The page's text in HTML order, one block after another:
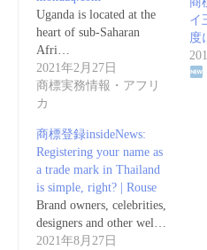
Uganda is located at the
heart of sub-Saharan
Afri…
2021年2月27日
商標実務情報・アフリ
カ
イ
度
商標登録insideNews:
Registering your name as
a trade mark in Thailand
is simple, right? | Rouse
Brand owners, celebrities,
designers and other wel…
2021年8月27日